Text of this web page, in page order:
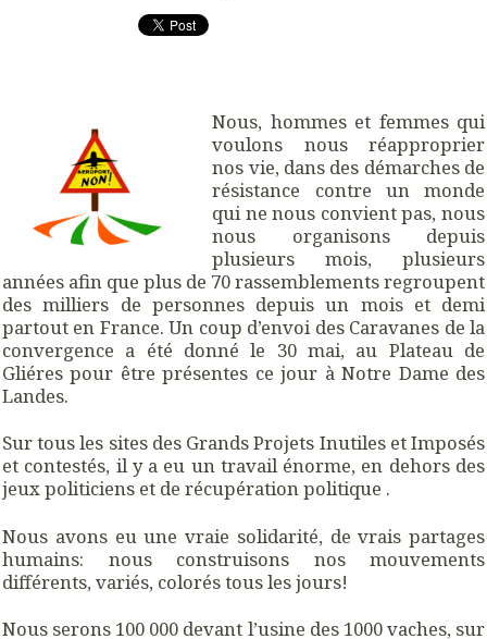
Nous, hommes et femmes qui
voulons nous réapproprier
nos vie, dans des démarches de
résistance contre un monde
qui ne nous convient pas, nous
nous organisons depuis
plusieurs mois, plusieurs
années afin que plus de 70 rassemblements regroupent
des milliers de personnes depuis un mois et demi
partout en France. Un coup d’envoi des Caravanes de la
convergence a été donné le 30 mai, au Plateau de
Gliéres pour être présentes ce jour à Notre Dame des
Landes.
Sur tous les sites des Grands Projets Inutiles et Imposés
et contestés, il y a eu un travail énorme, en dehors des
jeux politiciens et de récupération politique .
Nous avons eu une vraie solidarité, de vrais partages
humains: nous construisons nos mouvements
différents, variés, colorés tous les jours!
Nous serons 100 000 devant l’usine des 1000 vaches, sur